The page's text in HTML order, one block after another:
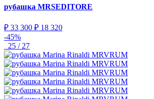
рубашка MRSEDITORE
₽ 33 300 ₽ 18 320
-45%
25 / 27